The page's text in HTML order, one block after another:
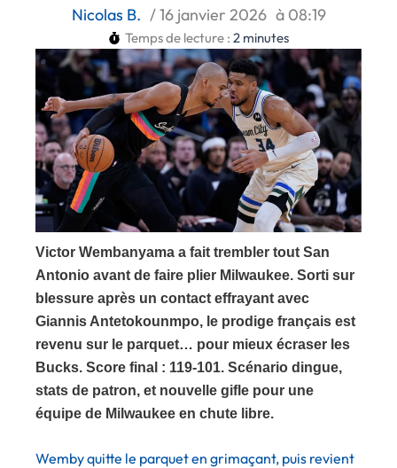
Nicolas B. /16 janvier 2026 à 08:19
Temps de lecture : 2 minutes
Victor Wembanyama a fait trembler tout San
Antonio avant de faire plier Milwaukee. Sorti sur
blessure après un contact effrayant avec
Giannis Antetokounmpo, le prodige français est
revenu sur le parquet… pour mieux écraser les
Bucks. Score final : 119-101. Scénario dingue,
stats de patron, et nouvelle gifle pour une
équipe de Milwaukee en chute libre.
Wemby quitte le parquet en grimaçant, puis revient